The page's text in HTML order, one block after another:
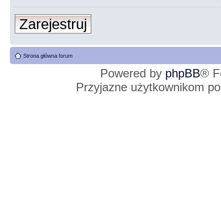
Zarejestruj
Strona główna forum
Powered by phpBB®
Przyjazne użytkownikom